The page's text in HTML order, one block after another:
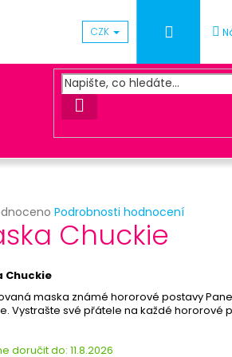
CZK
HLEDAT
Podrobnosti hodnocení
Chuckie
Chuckie
maska známé hororové postavy
Vystrašte své přátele na každé hororové
doručit do: 11.8.2026